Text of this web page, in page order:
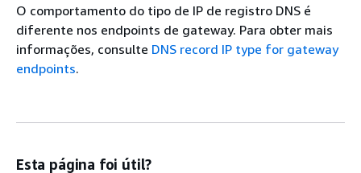
O comportamento do tipo de IP de registro DNS é
diferente nos endpoints de gateway. Para obter mais
informações, consulte DNS record IP type for gateway
endpoints.
Esta página foi útil?